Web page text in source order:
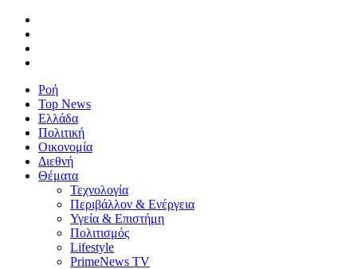
Ροή
Top News
Ελλάδα
Πολιτική
Οικονομία
Διεθνή
Θέματα
Τεχνολογία
Περιβάλλον & Ενέργεια
Υγεία & Επιστήμη
Πολιτισμός
Lifestyle
PrimeNews TV